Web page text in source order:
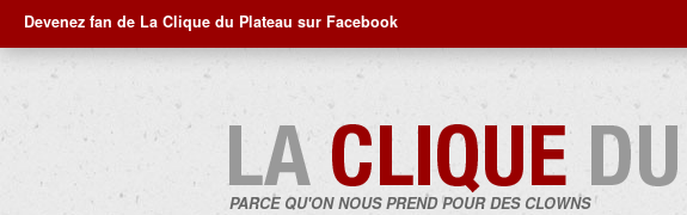
Devenez fan de La Clique du Plateau sur Facebook
PARCE QU'ON NOUS PREND POUR DES CLOWNS